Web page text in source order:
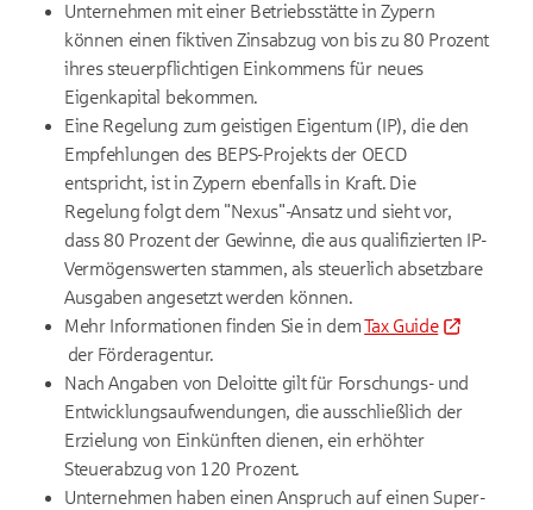
Unternehmen mit einer Betriebsstätte in Zypern
können einen fiktiven Zinsabzug von bis zu 80 Prozent
ihres steuerpflichtigen Einkommens für neues
Eigenkapital bekommen.
Eine Regelung zum geistigen Eigentum (IP), die den
Empfehlungen des BEPS-Projekts der OECD
entspricht, ist in Zypern ebenfalls in Kraft. Die
Regelung folgt dem "Nexus"-Ansatz und sieht vor,
dass 80 Prozent der Gewinne, die aus qualifizierten IP-
Vermögenswerten stammen, als steuerlich absetzbare
Ausgaben angesetzt werden können.
Mehr Informationen finden Sie in demTax Guide
der Förderagentur.
Nach Angaben von Deloitte gilt für Forschungs- und
Entwicklungsaufwendungen, die ausschließlich der
Erzielung von Einkünften dienen, ein erhöhter
Steuerabzug von 120 Prozent.
Unternehmen haben einen Anspruch auf einen Super-